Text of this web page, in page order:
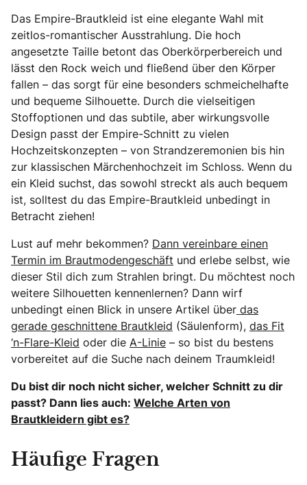
Das Empire-Brautkleid ist eine elegante Wahl mit
zeitlos-romantischer Ausstrahlung. Die hoch
angesetzte Taille betont das Oberkörperbereich und
lässt den Rock weich und fließend über den Körper
fallen – das sorgt für eine besonders schmeichelhafte
und bequeme Silhouette. Durch die vielseitigen
Stoffoptionen und das subtile, aber wirkungsvolle
Design passt der Empire-Schnitt zu vielen
Hochzeitskonzepten – von Strandzeremonien bis hin
zur klassischen Märchenhochzeit im Schloss. Wenn du
ein Kleid suchst, das sowohl streckt als auch bequem
ist, solltest du das Empire-Brautkleid unbedingt in
Betracht ziehen!
Lust auf mehr bekommen? Dann vereinbare einen
Termin im Brautmodengeschäft und erlebe selbst, wie
dieser Stil dich zum Strahlen bringt. Du möchtest noch
weitere Silhouetten kennenlernen? Dann wirf
unbedingt einen Blick in unsere Artikel über das
gerade geschnittene Brautkleid (Säulenform), das Fit
‘n-Flare-Kleid oder die A-Linie – so bist du bestens
vorbereitet auf die Suche nach deinem Traumkleid!
Du bist dir noch nicht sicher, welcher Schnitt zu dir
passt? Dann lies auch: Welche Arten von
Brautkleidern gibt es?
Häufige Fragen